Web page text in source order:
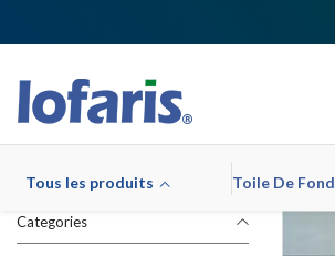
Tous les produits Toile De Fond
Categories